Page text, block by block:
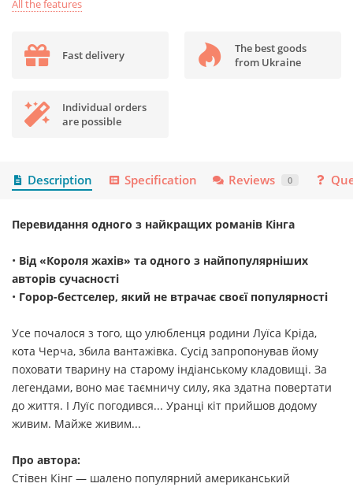
All the features
Fast delivery
The best goods
from Ukraine
Individual orders
are possible
Description Specification Reviews 0
Перевидання одного з найкращих романів Кінга
• Від «Короля жахів» та одного з найпопулярніших
авторів сучасності
• Горор-бестселер, який не втрачає своєї популярності
Усе почалося з того, що улюбленця родини Луїса Кріда,
кота Черча, збила вантажівка. Сусід запропонував йому
поховати тварину на старому індіанському кладовищі. За
легендами, воно має таємничу силу, яка здатна повертати
до життя. І Луїс погодився... Уранці кіт прийшов додому
живим. Майже живим...
Про автора:
Стівен Кінг — шалено популярний американський